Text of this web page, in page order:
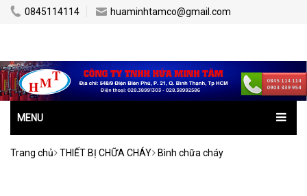
0845114114 huaminhtamco@gmail.com
MENU
Trang chủ THIẾT BỊ CHỮA CHÁY Bình chữa cháy